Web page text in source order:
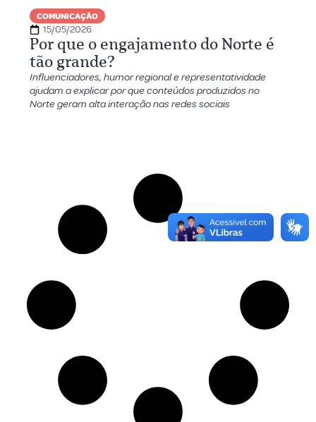
COMUNICAÇÃO
15/05/2026
Por que o engajamento do Norte é
tão grande?
Influenciadores, humor regional e representatividade
ajudam a explicar por que conteúdos produzidos no
Norte geram alta interação nas redes sociais